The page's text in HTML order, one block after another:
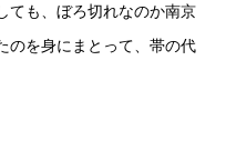
ても、ぼろ切れなのか南京
のを身にまとって、帯の代